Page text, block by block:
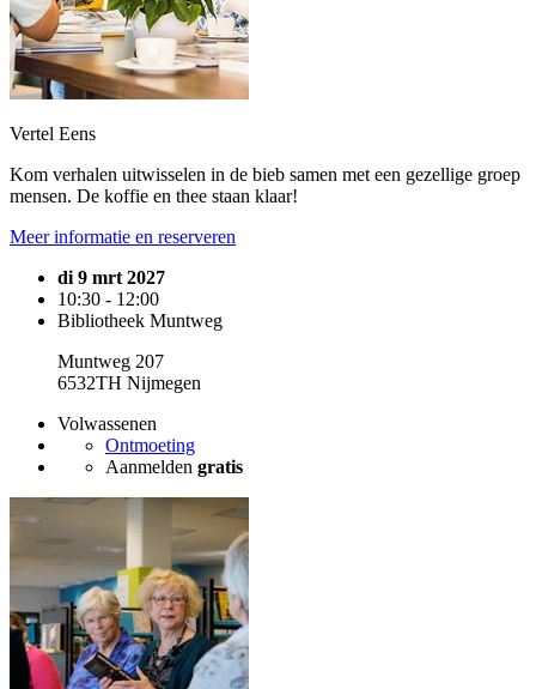
Vertel Eens
Kom verhalen uitwisselen in de bieb samen met een gezellige groep
mensen. De koffie en thee staan klaar!
Meer informatie en reserveren
di 9 mrt 2027
10:30 - 12:00
Bibliotheek Muntweg
Muntweg 207
6532TH Nijmegen
Volwassenen
Ontmoeting
Aanmelden gratis